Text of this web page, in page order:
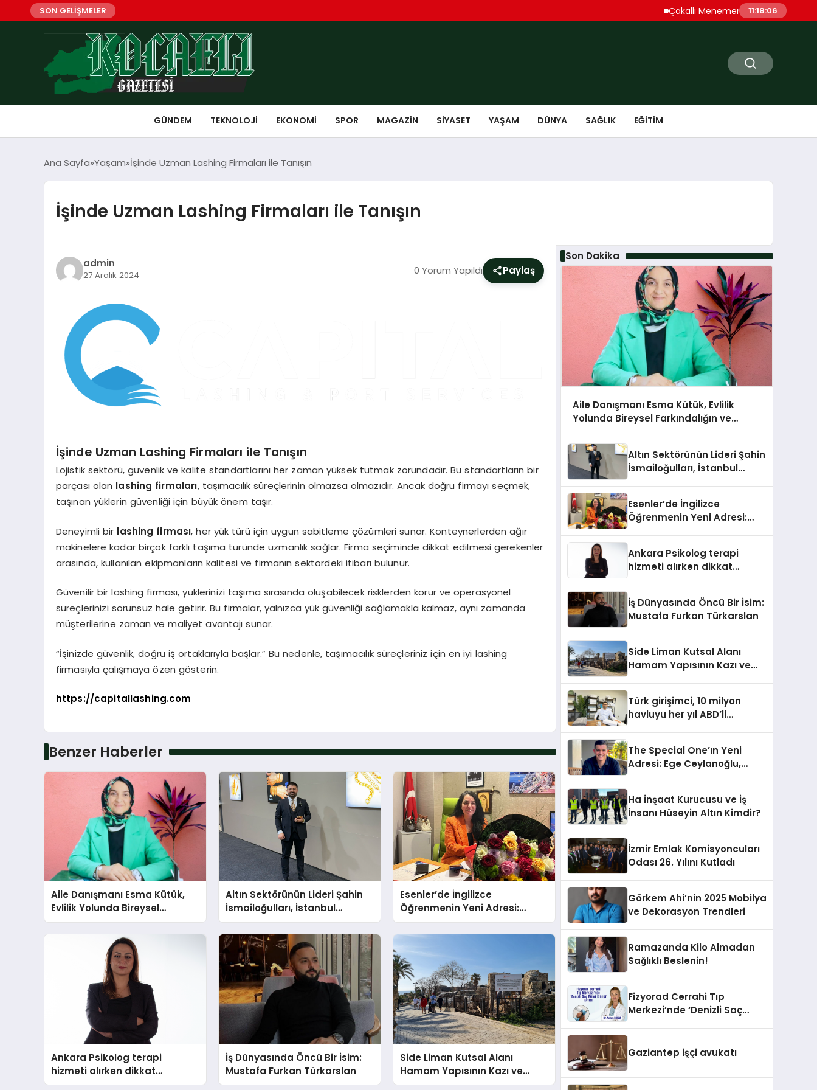
SON GELİŞMELER Çakallı Menemeni Denince Öne
11:18:07
GÜNDEM TEKNOLOJI EKONOMI SPOR MAGAZIN SIYASET YAŞAM DÜNYA SAĞLIK EĞITIM
Ana Sayfa Yaşam İşinde Uzman Lashing Firmaları ile Tanışın
İşinde Uzman Lashing Firmaları ile Tanışın
admin
27 Aralık 2024 0 Yorum Yapıldı Paylaş
İşinde Uzman Lashing Firmaları ile Tanışın
Lojistik sektörü, güvenlik ve kalite standartlarını her zaman yüksek tutmak zorundadır. Bu standartların bir
parçası olan lashing firmaları, taşımacılık süreçlerinin olmazsa olmazıdır. Ancak doğru firmayı seçmek,
taşınan yüklerin güvenliği için büyük önem taşır.
Deneyimli bir lashing firması, her yük türü için uygun sabitleme çözümleri sunar. Konteynerlerden ağır
makinelere kadar birçok farklı taşıma türünde uzmanlık sağlar. Firma seçiminde dikkat edilmesi gerekenler
arasında, kullanılan ekipmanların kalitesi ve firmanın sektördeki itibarı bulunur.
Güvenilir bir lashing firması, yüklerinizi taşıma sırasında oluşabilecek risklerden korur ve operasyonel
süreçlerinizi sorunsuz hale getirir. Bu firmalar, yalnızca yük güvenliği sağlamakla kalmaz, aynı zamanda
müşterilerine zaman ve maliyet avantajı sunar.
“İşinizde güvenlik, doğru iş ortaklarıyla başlar.” Bu nedenle, taşımacılık süreçleriniz için en iyi lashing
firmasıyla çalışmaya özen gösterin.
https://capitallashing.com
Benzer Haberler
Aile Danışmanı Esma Kütük,
Evlilik Yolunda Bireysel
Farkındalığın ve Sınırların
Gücünü Anlatıyor
Altın Sektörünün Lideri Şahin
İsmailoğulları, İstanbul
Mücevher Fuarı’nda Parladı ￼
Esenler’de İngilizce
Öğrenmenin Yeni Adresi:
Büyük Açılış Fırsatıyla %20
İndirim!
Ankara Psikolog terapi
hizmeti alırken dikkat
edilecek hususlar
İş Dünyasında Öncü Bir İsim:
Mustafa Furkan Türkarslan
Side Liman Kutsal Alanı
Hamam Yapısının Kazı ve
Onarımı Selectum
Son Dakika
Aile Danışmanı Esma Kütük, Evlilik
Yolunda Bireysel Farkındalığın ve
Altın Sektörünün Lideri Şahin
İsmailoğulları, İstanbul
Esenler’de İngilizce
Öğrenmenin Yeni Adresi:
Ankara Psikolog terapi
hizmeti alırken dikkat
İş Dünyasında Öncü Bir İsim:
Mustafa Furkan Türkarslan
Side Liman Kutsal Alanı
Hamam Yapısının Kazı ve
Katkılarıyla Tamamlandı
Türk girişimci, 10 milyon
havluyu her yıl ABD’li
The Special One’ın Yeni
Adresi: Ege Ceylanoğlu,
Geldi!
Ha İnşaat Kurucusu ve İş
İnsanı Hüseyin Altın Kimdir?
İzmir Emlak Komisyoncuları
Odası 26. Yılını Kutladı
Görkem Ahi’nin 2025 Mobilya
ve Dekorasyon Trendleri
Ramazanda Kilo Almadan
Sağlıklı Beslenin!
Fizyorad Cerrahi Tıp
Merkezi’nde ‘Denizli Saç
Gaziantep işçi avukatı